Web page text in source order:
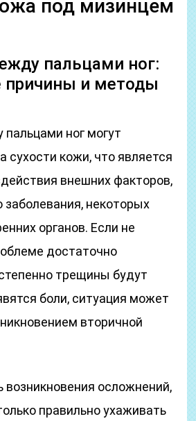
под мизинцем
пальцами ног:
и методы
ног могут
сухости кожи, что является
внешних факторов,
заболевания, некоторых
органов. Если не
достаточно
трещины будут
боли, ситуация может
вторичной
осложнений,
правильно ухаживать